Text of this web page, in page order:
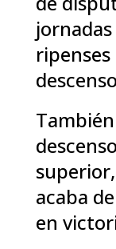
acaba
en